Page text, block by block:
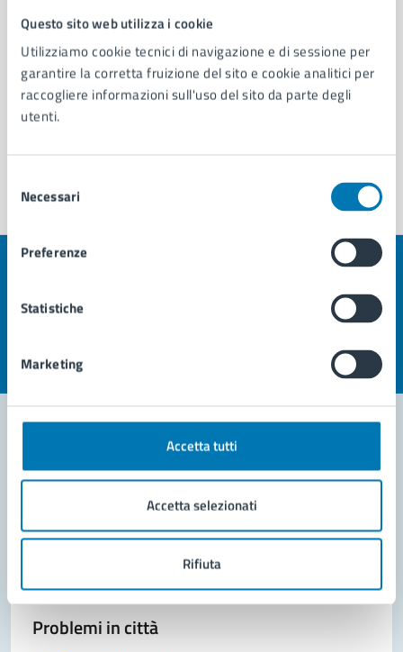
Questo sito web utilizza i cookie
Utilizziamo cookie tecnici di navigazione e di sessione per
garantire la corretta fruizione del sito e cookie analitici per
raccogliere informazioni sull'uso del sito da parte degli
utenti.
delNecessari
Preferenze
Statistiche
Marketing
Accetta tutti
Accetta selezionati
Rifiuta
Attiva dal 01/01/2026
Commissione Politiche Sociali, Sport e Giovani di
Municipalità 4 – Attiva dal 01/01/2026
Vedi altri 6
pagina?
Seleziona il numero di stelle per valutare la chiarezza delle
Valuta 3 stelle su 5
Valuta 2 stelle su 5
Valuta 1 stelle su 5
Contatta il comune
Leggi le domande frequenti
Richiedi assistenza
Problemi in città